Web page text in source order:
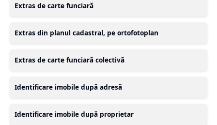
Extras de carte funciară
Extras din planul cadastral, pe ortofotoplan
Extras de carte funciară colectivă
Identificare imobile după adresă
Identificare imobile după proprietar